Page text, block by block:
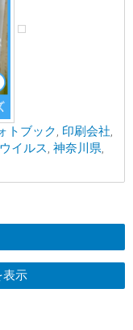
トブック, 印刷会社,
イルス, 神奈川県,
表示